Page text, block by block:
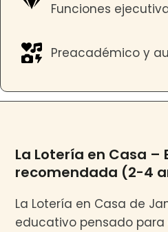
Funciones
Preacadémico y
La Lotería en Casa –
recomendada (2-4
La Lotería en Casa de
educativo pensado